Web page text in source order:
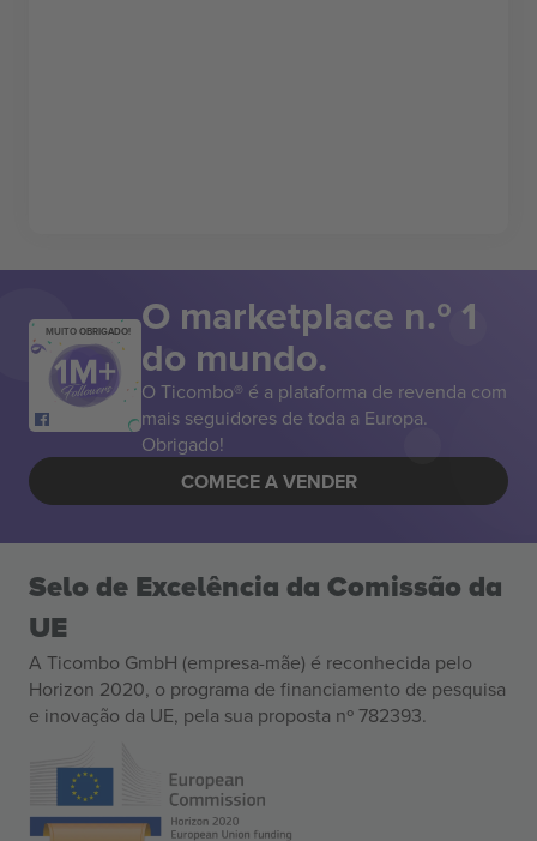
MUITO OBRIGADO! O marketplace n.º 1
do mundo.
O Ticombo® é a plataforma de revenda com
mais seguidores de toda a Europa.
Obrigado!
COMECE A VENDER
Selo de Excelência da Comissão da
UE
A Ticombo GmbH (empresa-mãe) é reconhecida pelo
Horizon 2020, o programa de financiamento de pesquisa
e inovação da UE, pela sua proposta nº 782393.